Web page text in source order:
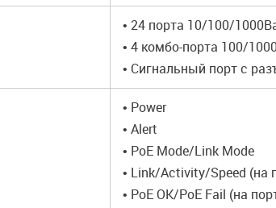
• 24 порта 10/100/
• 4 комбо-порта 100/
• Сигнальный порт с
• Power
• Alert
• PoE Mode/Link Mode
• Link/Activity/Speed (на
• PoE OK/PoE Fail (на